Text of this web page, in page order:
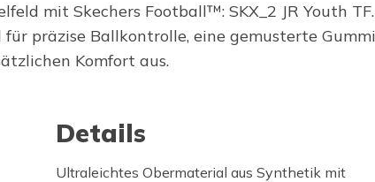
mit Skechers Football™: SKX_2 JR Youth
präzise Ballkontrolle, eine gemusterte
Komfort aus.
Details
Ultraleichtes Obermaterial aus Synthetik mit